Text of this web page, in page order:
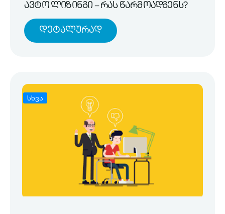
ავტო ლიზინგი – რას წარმოადგენს?
Დეტალურად
სხვა